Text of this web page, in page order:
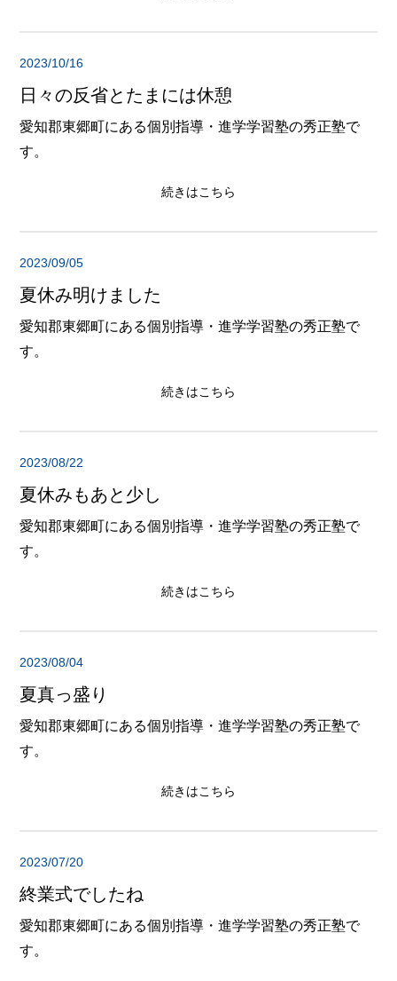
2023/10/16
日々の反省とたまには休憩
愛知郡東郷町にある個別指導・進学学習塾の秀正塾で
す。
続きはこちら
2023/09/05
夏休み明けました
愛知郡東郷町にある個別指導・進学学習塾の秀正塾で
す。
続きはこちら
2023/08/22
夏休みもあと少し
愛知郡東郷町にある個別指導・進学学習塾の秀正塾で
す。
続きはこちら
2023/08/04
夏真っ盛り
愛知郡東郷町にある個別指導・進学学習塾の秀正塾で
す。
続きはこちら
2023/07/20
終業式でしたね
愛知郡東郷町にある個別指導・進学学習塾の秀正塾で
す。